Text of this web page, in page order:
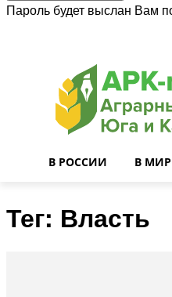
Пароль будет выслан Вам
В РОССИИ В
Тег: Власть